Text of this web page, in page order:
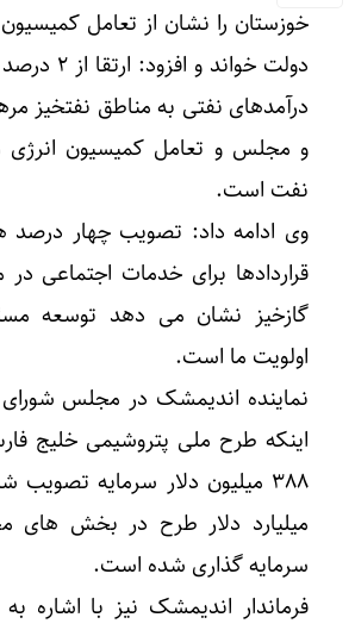
خوزستان را نشان از تعامل
دولت خواند
درآمدهای نفتی به مناطق نفتخیز
و مجلس و تعامل کمیسیون
نفت است.
وی ادامه داد: تصویب چهار
قراردادها برای خدمات اجتماعی
گازخیز نشان می دهد توسعه
اولویت ما است.
نماینده اندیمشک در مجلس شورای
اینکه طرح ملی پتروشیمی خلیج
۳۸۸ میلیون دلار سرمایه
میلیارد دلار طرح در بخش های
سرمایه گذاری شده است.
فرماندار اندیمشک نیز با اشاره